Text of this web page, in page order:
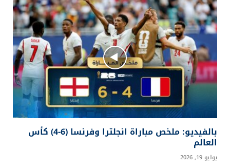
أزمة إنفانتينو ويويفا: هل يقترب رئيس فيفا من
الرحيل؟
أغسطس 3, 2026